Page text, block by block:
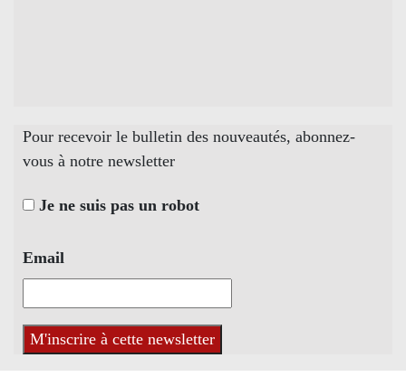
Pour recevoir le bulletin des nouveautés, abonnez-
vous à notre newsletter
Je ne suis pas un robot
Email